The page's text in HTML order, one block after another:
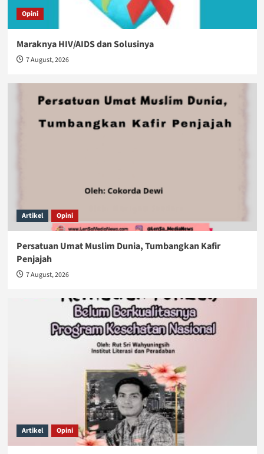
Opini
Maraknya HIV/AIDS dan Solusinya
7 August, 2026
Artikel Opini
Persatuan Umat Muslim Dunia, Tumbangkan Kafir
Penjajah
7 August, 2026
Artikel Opini